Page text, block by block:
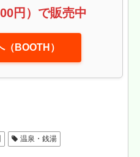
円）で販売中
（BOOTH）
温泉・銭湯